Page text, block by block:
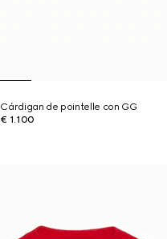
Cárdigan de pointelle con GG
€ 1.100